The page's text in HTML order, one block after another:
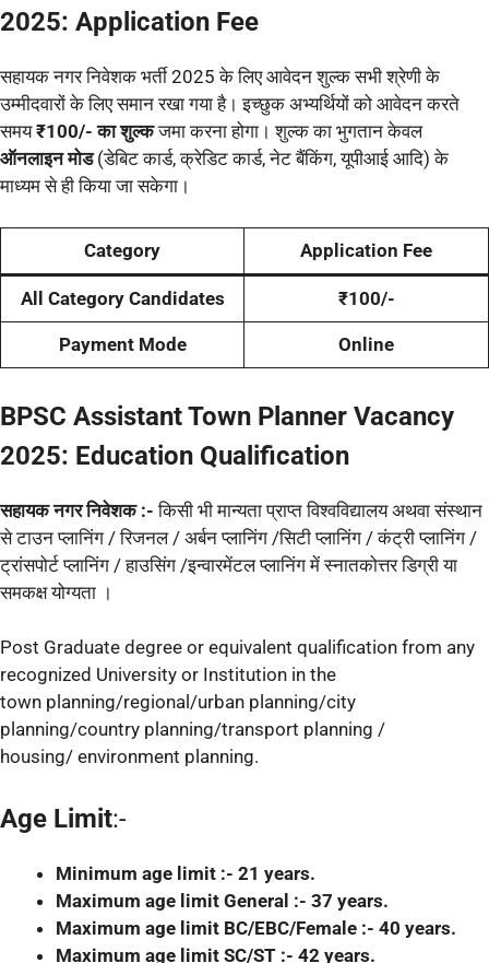
2025: Application Fee
सहायक नगर निवेशक भर्ती 2025 के लिए आवेदन शुल्क सभी श्रेणी के
उम्मीदवारों के लिए समान रखा गया है। इच्छुक अभ्यर्थियों को आवेदन करते
समय₹100/- का शुल्कजमा करना होगा। शुल्क का भुगतान केवल
ऑनलाइन मोड(डेबिट कार्ड, क्रेडिट कार्ड, नेट बैंकिंग, यूपीआई आदि) के
माध्यम से ही किया जा सकेगा।
Category Application Fee
All Category Candidates ₹100/-
Payment Mode Online
BPSC Assistant Town Planner Vacancy
2025: Education Qualification
सहायक नगर निवेशक :- किसी भी मान्यता प्राप्त विश्वविद्यालय अथवा संस्थान
से टाउन प्लानिंग / रिजनल / अर्बन प्लानिंग /सिटी प्लानिंग / कंट्री प्लानिंग /
ट्रांसपोर्ट प्लानिंग / हाउसिंग /इन्वारमेंटल प्लानिंग में स्नातकोत्तर डिग्री या
समकक्ष योग्यता ।
Post Graduate degree or equivalent qualification from any
recognized University or Institution in the
town planning/regional/urban planning/city
planning/country planning/transport planning /
housing/ environment planning.
Age Limit:-
Minimum age limit :- 21 years.
Maximum age limit General :- 37 years.
Maximum age limit BC/EBC/Female :- 40 years.
Maximum age limit SC/ST :- 42 years.